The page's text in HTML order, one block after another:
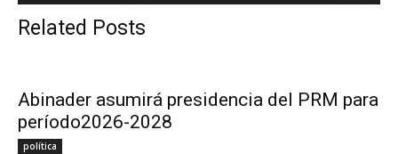
Related Posts
Abinader asumirá presidencia del PRM para
período2026-2028
política